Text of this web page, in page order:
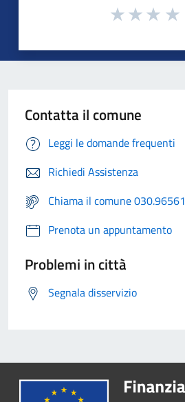
Contatta il comune
Leggi le domande frequenti
Richiedi Assistenza
Chiama il comune 030.96561
Prenota un appuntamento
Problemi in città
Segnala disservizio